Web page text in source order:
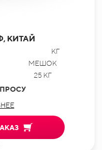
КИТАЙ
КГ
МЕШОК
25 КГ